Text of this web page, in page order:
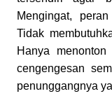
Mengingat,
Tidak
Hanya
cengengesan
penunggangnya